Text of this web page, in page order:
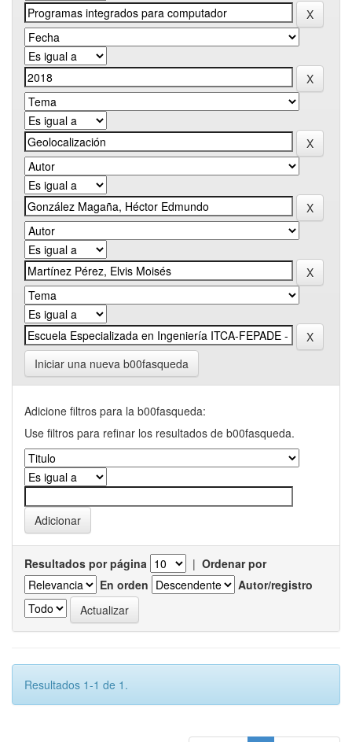
Iniciar una nueva b00fasqueda
Adicione filtros para la b00fasqueda:
Use filtros para refinar los resultados de b00fasqueda.
Resultados por página | Ordenar por
En orden
Autor/registro
Resultados 1-1 de 1.